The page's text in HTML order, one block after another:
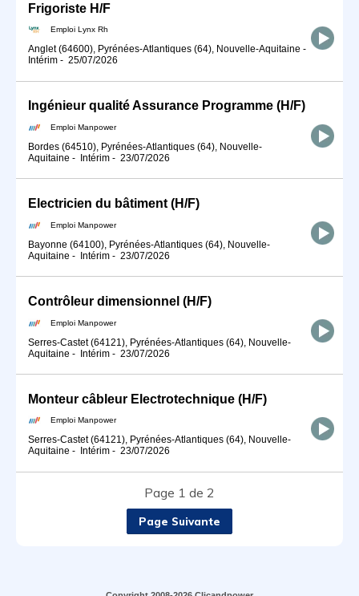
Frigoriste H/F
Emploi Lynx Rh
Anglet (64600), Pyrénées-Atlantiques (64), Nouvelle-Aquitaine -
Intérim - 25/07/2026
Ingénieur qualité Assurance Programme (H/F)
Emploi Manpower
Bordes (64510), Pyrénées-Atlantiques (64), Nouvelle-
Aquitaine - Intérim - 23/07/2026
Electricien du bâtiment (H/F)
Emploi Manpower
Bayonne (64100), Pyrénées-Atlantiques (64), Nouvelle-
Aquitaine - Intérim - 23/07/2026
Contrôleur dimensionnel (H/F)
Emploi Manpower
Serres-Castet (64121), Pyrénées-Atlantiques (64), Nouvelle-
Aquitaine - Intérim - 23/07/2026
Monteur câbleur Electrotechnique (H/F)
Emploi Manpower
Serres-Castet (64121), Pyrénées-Atlantiques (64), Nouvelle-
Aquitaine - Intérim - 23/07/2026
Page 1 de 2
Page Suivante